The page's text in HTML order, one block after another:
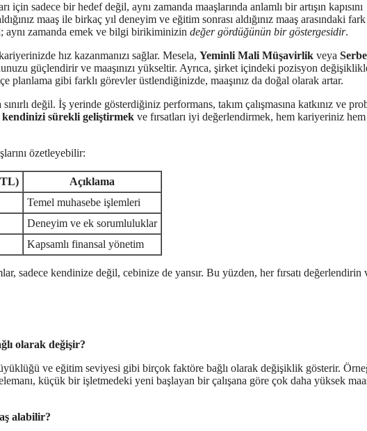
için sadece bir hedef değil, aynı zamanda maaşlarında anlamlı bir artışın kapısını
maaş ile birkaç yıl deneyim ve eğitim sonrası aldığınız maaş arasındaki
zamanda emek ve bilgi birikiminizin değer gördüğünün bir göstergesidir.
hız kazanmanızı sağlar. Mesela, Yeminli Mali Müşavirlik veya
güçlendirir ve maaşınızı yükseltir. Ayrıca, şirket içindeki pozisyon
planlama gibi farklı görevler üstlendiğinizde, maaşınız da doğal olarak artar.
değil. İş yerinde gösterdiğiniz performans, takım çalışmasına katkınız ve
kendinizi sürekli geliştirmek ve fırsatları iyi değerlendirmek, hem kariyeriniz
özetleyebilir:
Açıklama
Temel muhasebe işlemleri
Deneyim ve ek sorumluluklar
Kapsamlı finansal yönetim
sadece kendinize değil, cebinize de yansır. Bu yüzden, her fırsatı değerlendirin
olarak değişir?
ve eğitim seviyesi gibi birçok faktöre bağlı olarak değişiklik gösterir.
küçük bir işletmedeki yeni başlayan bir çalışana göre çok daha yüksek
alabilir?